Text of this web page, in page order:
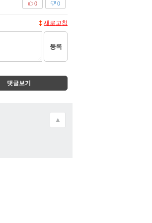
0
0
새로고침
등록
댓글보기
▲